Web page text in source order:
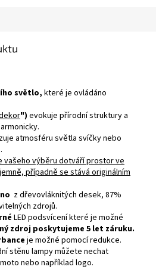
světlo, které je ovládáno
") evokuje přírodní struktury a
atmosféru světla svíčky nebo
vašeho výběru dotváří prostor ve
případně se stává originálním
z dřevovláknitých desek, 87%
zdrojů.
LED podsvícení které je možné
zdroj poskytujeme 5 let záruku.
je možné pomocí redukce.
stěnu lampy můžete nechat
nebo například logo.